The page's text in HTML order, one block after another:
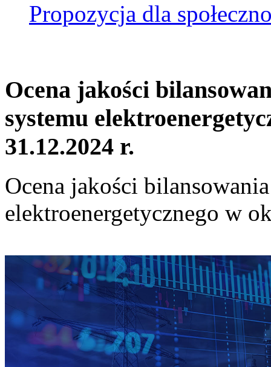
Propozycja dla
Ocena jakości
systemu
31.12.2024 r.
Ocena jakości
elektroenergetycznego w